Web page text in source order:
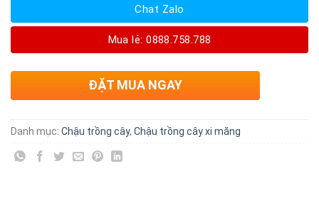
Chat Zalo
Mua lẻ: 0888.758.788
ĐẶT MUA NGAY
Danh mục: Chậu trồng cây, Chậu trồng cây xi măng